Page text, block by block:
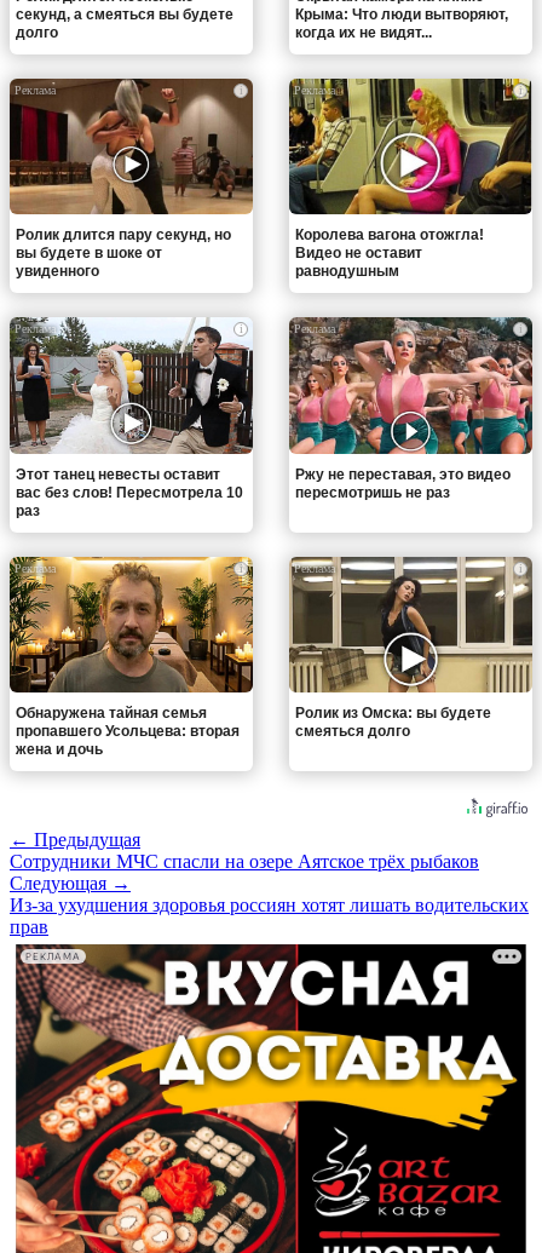
секунд, а смеяться вы будете
долго
Крыма: Что люди вытворяют,
когда их не видят...
i
Ролик длится пару секунд, но
вы будете в шоке от
увиденного
i
Королева вагона отожгла!
Видео не оставит
равнодушным
i
Этот танец невесты оставит
вас без слов! Пересмотрела 10
раз
i
Ржу не переставая, это видео
пересмотришь не раз
i
Обнаружена тайная семья
пропавшего Усольцева: вторая
жена и дочь
i
Ролик из Омска: вы будете
смеяться долго
← Предыдущая
Сотрудники МЧС спасли на озере Аятское трёх рыбаков
Следующая →
Из-за ухудшения здоровья россиян хотят лишать водительских
прав
РЕКЛАМА